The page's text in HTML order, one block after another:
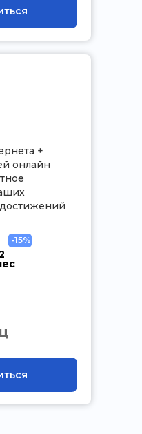
+
онлайн
-15%